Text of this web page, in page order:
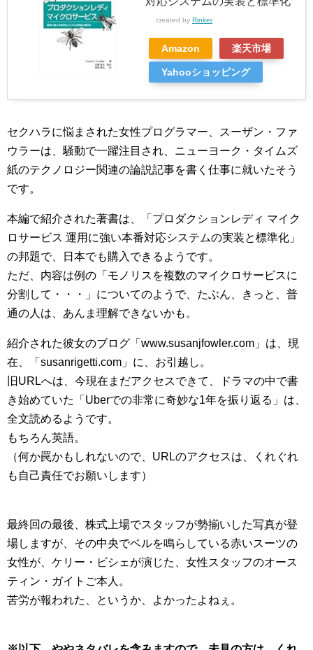
created by Rinker
Amazon 楽天市場
Yahooショッピング
セクハラに悩まされた女性プログラマー、スーザン・ファ
ウラーは、騒動で一躍注目され、ニューヨーク・タイムズ
紙のテクノロジー関連の論説記事を書く仕事に就いたそう
です。
本編で紹介された著書は、「プロダクションレディ マイク
ロサービス 運用に強い本番対応システムの実装と標準化」
の邦題で、日本でも購入できるようです。
ただ、内容は例の「モノリスを複数のマイクロサービスに
分割して・・・」についてのようで、たぶん、きっと、普
通の人は、あんま理解できないかも。
紹介された彼女のブログ「www.susanjfowler.com」は、現
在、「susanrigetti.com」に、お引越し。
旧URLへは、今現在まだアクセスできて、ドラマの中で書
き始めていた「Uberでの非常に奇妙な1年を振り返る」は、
全文読めるようです。
もちろん英語。
（何か罠かもしれないので、URLのアクセスは、くれぐれ
も自己責任でお願いします）
最終回の最後、株式上場でスタッフが勢揃いした写真が登
場しますが、その中央でベルを鳴らしている赤いスーツの
女性が、ケリー・ビシェが演じた、女性スタッフのオース
ティン・ガイトご本人。
苦労が報われた、というか、よかったよねぇ。